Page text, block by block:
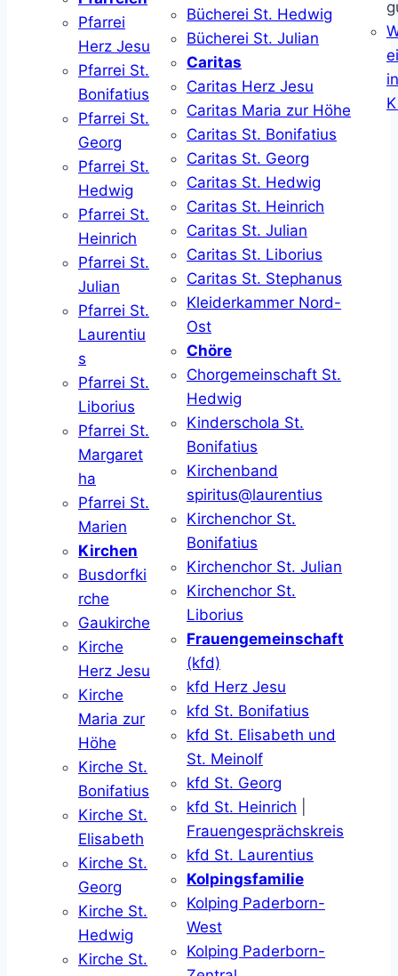
Pfarrei
Herz Jesu
Pfarrei St.
Bonifatius
Pfarrei St.
Georg
Pfarrei St.
Hedwig
Pfarrei St.
Heinrich
Pfarrei St.
Julian
Pfarrei St.
Laurentiu
s
Pfarrei St.
Liborius
Pfarrei St.
Margaret
ha
Pfarrei St.
Marien
Kirchen
Busdorfki
rche
Gaukirche
Kirche
Herz Jesu
Kirche
Maria zur
Höhe
Kirche St.
Bonifatius
Kirche St.
Elisabeth
Kirche St.
Georg
Kirche St.
Hedwig
Kirche St.
Bücherei St. Hedwig
Bücherei St. Julian
Caritas
Caritas Herz Jesu
Caritas Maria zur Höhe
Caritas St. Bonifatius
Caritas St. Georg
Caritas St. Hedwig
Caritas St. Heinrich
Caritas St. Julian
Caritas St. Liborius
Caritas St. Stephanus
Kleiderkammer Nord-
Ost
Chöre
Chorgemeinschaft St.
Hedwig
Kinderschola St.
Bonifatius
Kirchenband
spiritus@laurentius
Kirchenchor St.
Bonifatius
Kirchenchor St. Julian
Kirchenchor St.
Liborius
Frauengemeinschaft
(kfd)
kfd Herz Jesu
kfd St. Bonifatius
kfd St. Elisabeth und
St. Meinolf
kfd St. Georg
kfd St. Heinrich
Frauengesprächskreis
kfd St. Laurentius
Kolpingsfamilie
Kolping Paderborn-
West
Kolping Paderborn-